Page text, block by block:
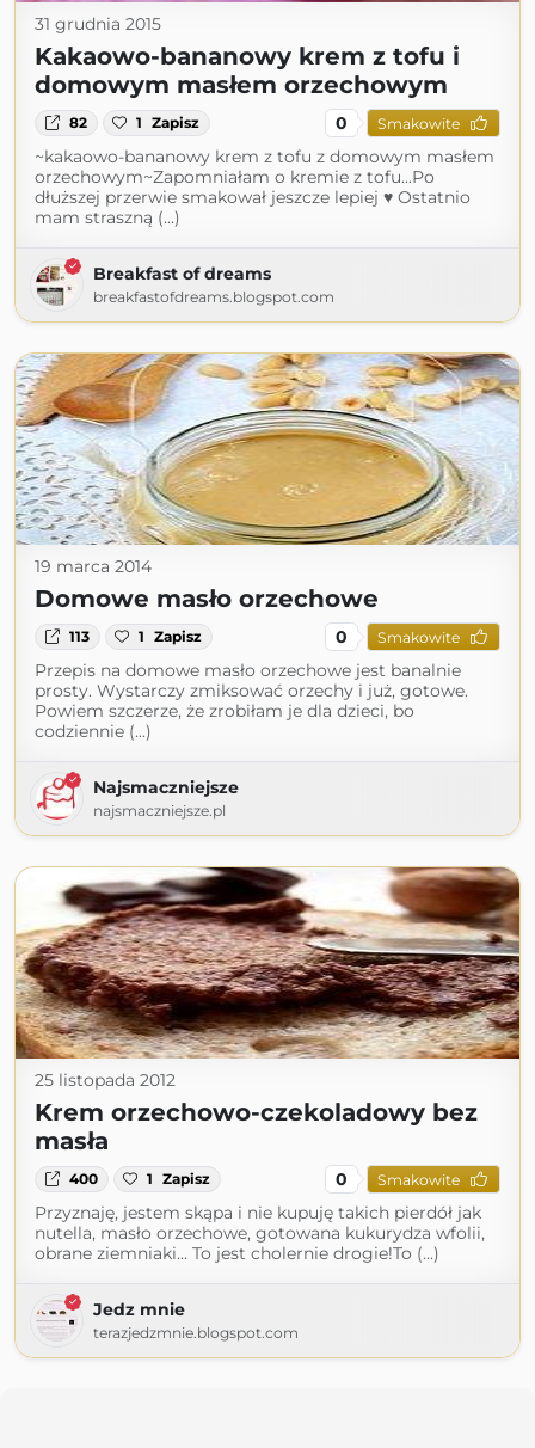
31 grudnia 2015
Kakaowo-bananowy krem z tofu i
domowym masłem orzechowym
82 1 Zapisz 0 Smakowite
~kakaowo-bananowy krem z tofu z domowym masłem
orzechowym~Zapomniałam o kremie z tofu...Po
dłuższej przerwie smakował jeszcze lepiej ♥ Ostatnio
mam straszną (...)
Breakfast of dreams
breakfastofdreams.blogspot.com
19 marca 2014
Domowe masło orzechowe
113 1 Zapisz 0 Smakowite
Przepis na domowe masło orzechowe jest banalnie
prosty. Wystarczy zmiksować orzechy i już, gotowe.
Powiem szczerze, że zrobiłam je dla dzieci, bo
codziennie (...)
Najsmaczniejsze
najsmaczniejsze.pl
25 listopada 2012
Krem orzechowo-czekoladowy bez
masła
400 1 Zapisz 0 Smakowite
Przyznaję, jestem skąpa i nie kupuję takich pierdół jak
nutella, masło orzechowe, gotowana kukurydza wfolii,
obrane ziemniaki... To jest cholernie drogie!To (...)
Jedz mnie
terazjedzmnie.blogspot.com